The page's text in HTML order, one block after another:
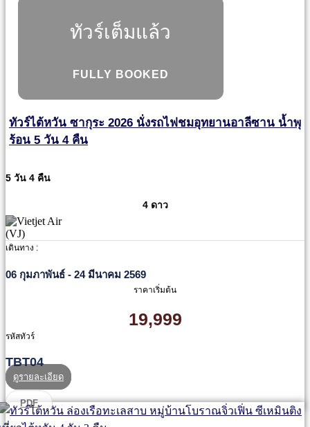
ทัวร์เต็มแล้ว
FULLY BOOKED
ทัวร์ไต้หวัน ซากุระ 2026 นั่งรถไฟชมอุทยานอาลีซาน น้ำพุ
ร้อน 5 วัน 4 คืน
5 วัน 4 คืน
4 ดาว
เดินทาง :
06 กุมภาพันธ์ - 24 มีนาคม 2569
ราคาเริ่มต้น
19,999
รหัสทัวร์
TBT04
ดูรายละเอียด
PDF